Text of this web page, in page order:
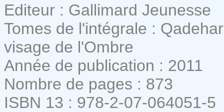
Editeur : Gallimard Jeunesse
Tomes de l'intégrale :
visage de l'Ombre
Année de publication : 2011
Nombre de pages : 873
ISBN 13 : 978-2-07-064051-5